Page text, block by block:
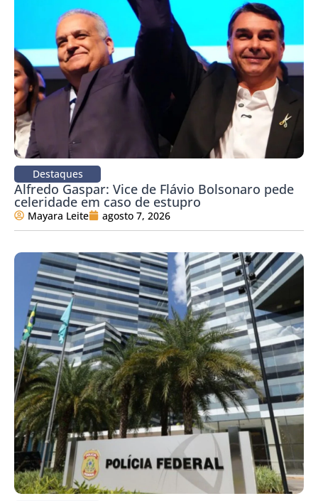
Destaques
Alfredo Gaspar: Vice de Flávio Bolsonaro pede
celeridade em caso de estupro
Mayara Leite agosto 7, 2026